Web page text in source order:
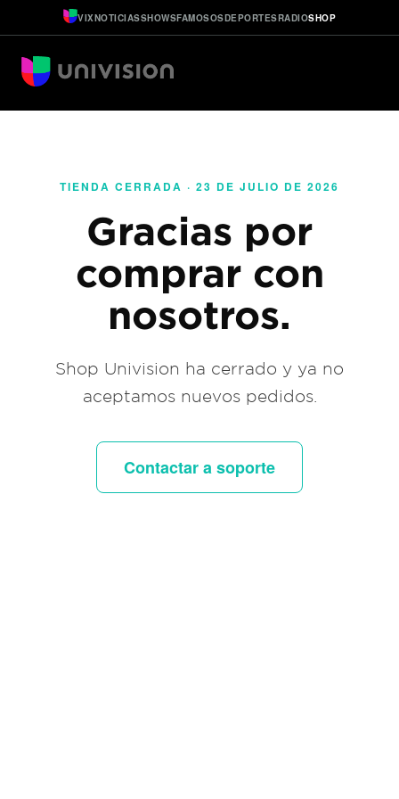
VIXNOTICIASSHOWSFAMOSOSDEPORTESRADIOSHOP
TIENDA CERRADA · 23 DE JULIO DE 2026
Gracias por
comprar con
nosotros.
Shop Univision ha cerrado y ya no
aceptamos nuevos pedidos.
Contactar a soporte